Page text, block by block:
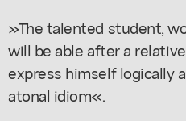
»The talented student,
will be able after a
express himself logically
atonal idiom«.